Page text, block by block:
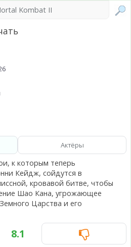
Kombat II
Актёры
к которым теперь
Кейдж, сойдутся в
кровавой битве, чтобы
Шао Кана, угрожающее
Царства и его
8.1